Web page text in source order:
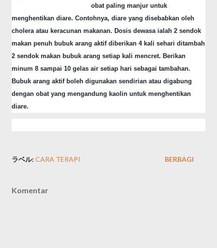
obat paling manjur untuk
menghentikan diare. Contohnya, diare yang disebabkan oleh
cholera atau keracunan makanan. Dosis dewasa ialah 2 sendok
makan penuh bubuk arang aktif diberikan 4 kali sehari ditambah
2 sendok makan bubuk arang setiap kali mencret. Berikan
minum 8 sampai 10 gelas air setiap hari sebagai tambahan.
Bubuk arang aktif boleh digunakan sendirian atau digabung
dengan obat yang mengandung kaolin untuk menghentikan
diare.
ラベル: CARA TERAPI BERBAGI
Komentar